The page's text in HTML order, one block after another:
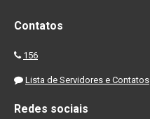
Contatos
156
Lista de Servidores e Contatos
Redes sociais